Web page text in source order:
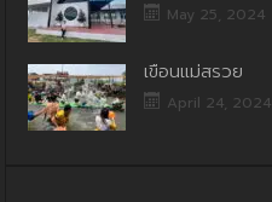
May 25, 2024
เขื่อนแม่สรวย
April 24, 2024